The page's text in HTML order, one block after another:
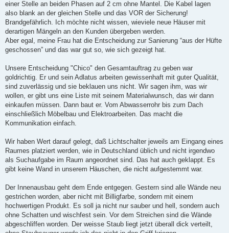
einer Stelle an beiden Phasen auf 2 cm ohne Mantel. Die Kabel lagen
also blank an der gleichen Stelle und das VOR der Sicherung!
Brandgefährlich. Ich möchte nicht wissen, wieviele neue Häuser mit
derartigen Mängeln an den Kunden übergeben werden.
Aber egal, meine Frau hat die Entscheidung zur Sanierung “aus der Hüfte
geschossen” und das war gut so, wie sich gezeigt hat.
Unsere Entscheidung "Chico" den Gesamtauftrag zu geben war
goldrichtig. Er und sein Adlatus arbeiten gewissenhaft mit guter Qualität,
sind zuverlässig und sie beklauen uns nicht. Wir sagen ihm, was wir
wollen, er gibt uns eine Liste mit seinem Materialwunsch, das wir dann
einkaufen müssen. Dann baut er. Vom Abwasserrohr bis zum Dach
einschließlich Möbelbau und Elektroarbeiten. Das macht die
Kommunikation einfach.
Wir haben Wert darauf gelegt, daß Lichtschalter jeweils am Eingang eines
Raumes platziert werden, wie in Deutschland üblich und nicht irgendwo
als Suchaufgabe im Raum angeordnet sind. Das hat auch geklappt. Es
gibt keine Wand in unserem Häuschen, die nicht aufgestemmt war.
Der Innenausbau geht dem Ende entgegen. Gestern sind alle Wände neu
gestrichen worden, aber nicht mit Billigfarbe, sondern mit einem
hochwertigen Produkt. Es soll ja nicht nur sauber und hell, sondern auch
ohne Schatten und wischfest sein. Vor dem Streichen sind die Wände
abgeschliffen worden. Der weisse Staub liegt jetzt überall dick verteilt,